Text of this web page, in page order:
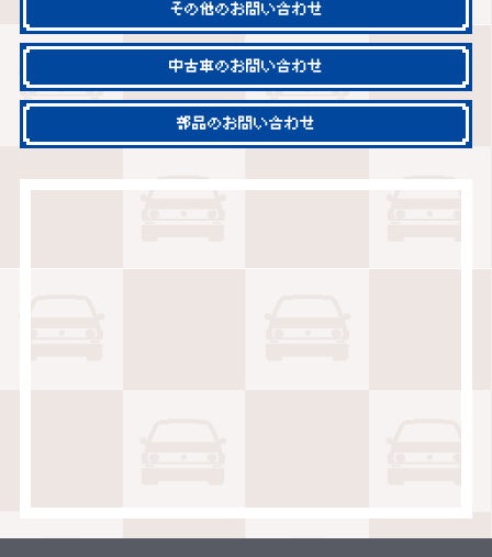
その他のお問い合わせ
中古車のお問い合わせ
部品のお問い合わせ